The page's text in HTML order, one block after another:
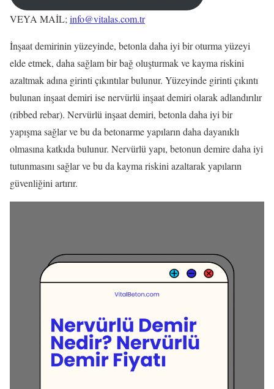
VEYA MAİL; info@vitalas.com.tr
İnşaat demirinin yüzeyinde, betonla daha iyi bir oturma yüzeyi
elde etmek, daha sağlam bir bağ oluşturmak ve kayma riskini
azaltmak adına girinti çıkıntılar bulunur. Yüzeyinde girinti çıkıntı
bulunan inşaat demiri ise nervürlü inşaat demiri olarak adlandırılır
(ribbed rebar). Nervürlü inşaat demiri, betonla daha iyi bir
yapışma sağlar ve bu da betonarme yapıların daha dayanıklı
olmasına katkıda bulunur. Nervürlü yapı, betonun demire daha iyi
tutunmasını sağlar ve bu da kayma riskini azaltarak yapıların
güvenliğini artırır.